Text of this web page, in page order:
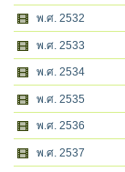
พ.ศ. 2532
พ.ศ. 2533
พ.ศ. 2534
พ.ศ. 2535
พ.ศ. 2536
พ.ศ. 2537